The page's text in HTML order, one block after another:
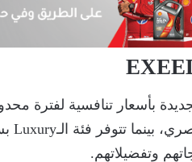
وتفضيلاتهم.